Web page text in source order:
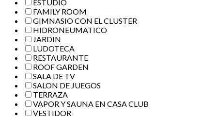
ESTUDIO
FAMILY ROOM
GIMNASIO CON EL CLUSTER
HIDRONEUMATICO
JARDIN
LUDOTECA
RESTAURANTE
ROOF GARDEN
SALA DE TV
SALON DE JUEGOS
TERRAZA
VAPOR Y SAUNA EN CASA CLUB
VESTIDOR